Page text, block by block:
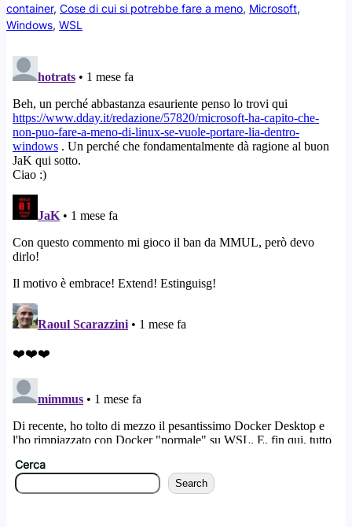
container, Cose di cui si potrebbe fare a meno, Microsoft
Windows, WSL
Cerca
Search